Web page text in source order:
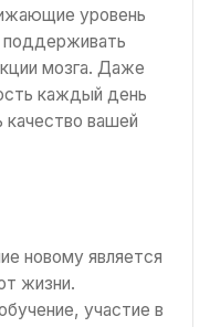
уровень
мозга. Даже
каждый день
вашей
новому является
жизни.
участие в